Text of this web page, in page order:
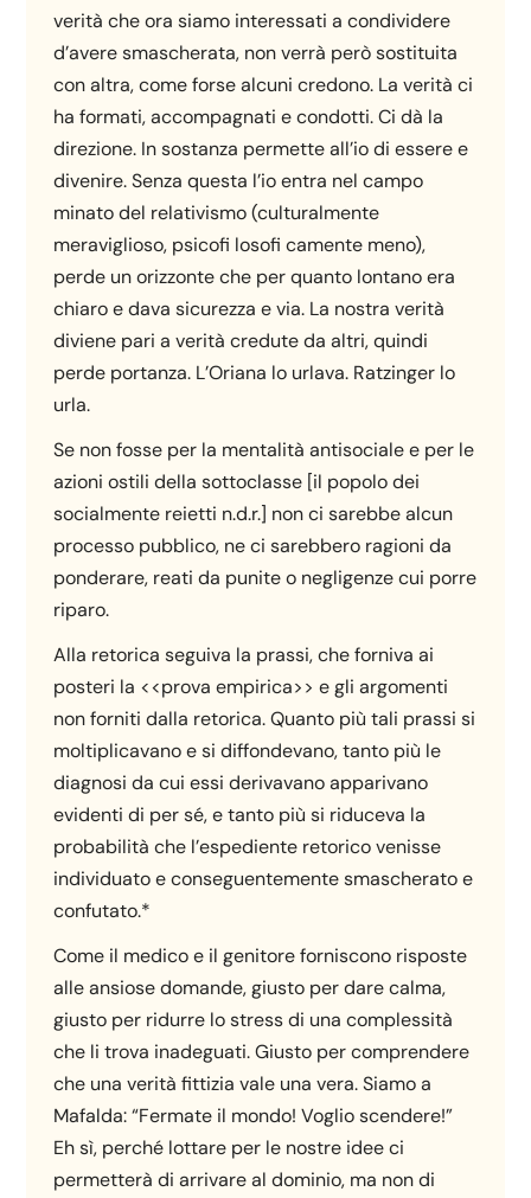
verità che ora siamo interessati a condividere
d’avere smascherata, non verrà però sostituita
con altra, come forse alcuni credono. La verità ci
ha formati, accompagnati e condotti. Ci dà la
direzione. In sostanza permette all’io di essere e
divenire. Senza questa l’io entra nel campo
minato del relativismo (culturalmente
meraviglioso, psicofi losofi camente meno),
perde un orizzonte che per quanto lontano era
chiaro e dava sicurezza e via. La nostra verità
diviene pari a verità credute da altri, quindi
perde portanza. L’Oriana lo urlava. Ratzinger lo
urla.
Se non fosse per la mentalità antisociale e per le
azioni ostili della sottoclasse [il popolo dei
socialmente reietti n.d.r.] non ci sarebbe alcun
processo pubblico, ne ci sarebbero ragioni da
ponderare, reati da punite o negligenze cui porre
riparo.
Alla retorica seguiva la prassi, che forniva ai
posteri la <<prova empirica>> e gli argomenti
non forniti dalla retorica. Quanto più tali prassi si
moltiplicavano e si diffondevano, tanto più le
diagnosi da cui essi derivavano apparivano
evidenti di per sé, e tanto più si riduceva la
probabilità che l’espediente retorico venisse
individuato e conseguentemente smascherato e
confutato.*
Come il medico e il genitore forniscono risposte
alle ansiose domande, giusto per dare calma,
giusto per ridurre lo stress di una complessità
che li trova inadeguati. Giusto per comprendere
che una verità fittizia vale una vera. Siamo a
Mafalda: “Fermate il mondo! Voglio scendere!”
Eh sì, perché lottare per le nostre idee ci
permetterà di arrivare al dominio, ma non di